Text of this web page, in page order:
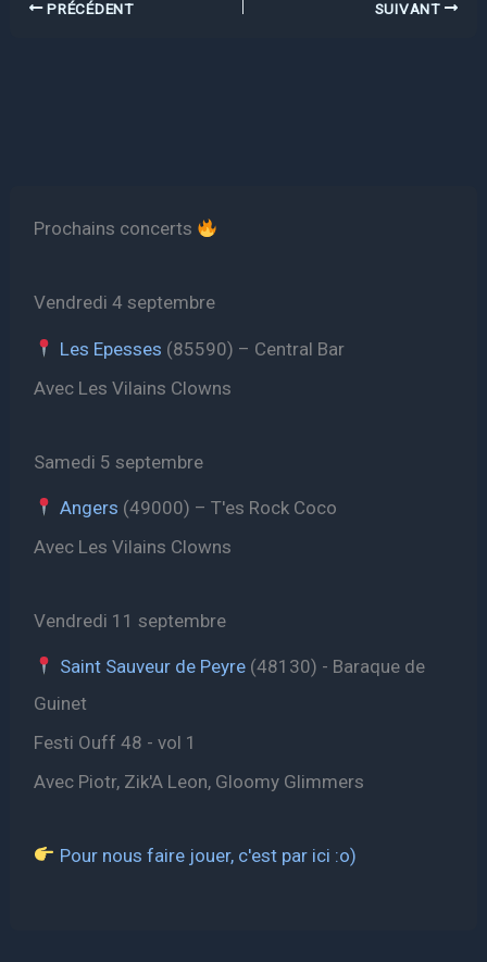
PRÉCÉDENT SUIVANT
Prochains concerts
Vendredi 4 septembre
Les Epesses (85590) – Central Bar
Avec Les Vilains Clowns
Samedi 5 septembre
Angers (49000) – T'es Rock Coco
Avec Les Vilains Clowns
Vendredi 11 septembre
Saint Sauveur de Peyre(48130) - Baraque de
Guinet
Festi Ouff 48 - vol 1
Avec Piotr, Zik'A Leon, Gloomy Glimmers
Pour nous faire jouer, c'est par ici :o)